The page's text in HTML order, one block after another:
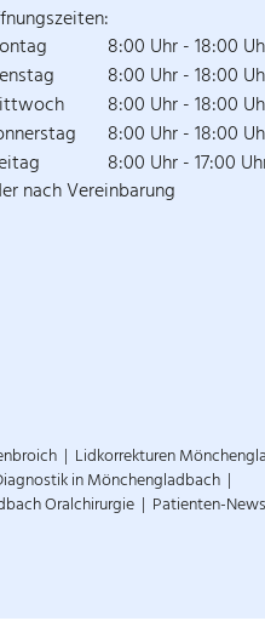
8:00 Uhr - 18:00
8:00 Uhr - 18:00
8:00 Uhr - 18:00
8:00 Uhr - 18:00
8:00 Uhr - 17:00
nach Vereinbarung
Lidkorrekturen
in Mönchengladbach
Oralchirurgie Patienten-News